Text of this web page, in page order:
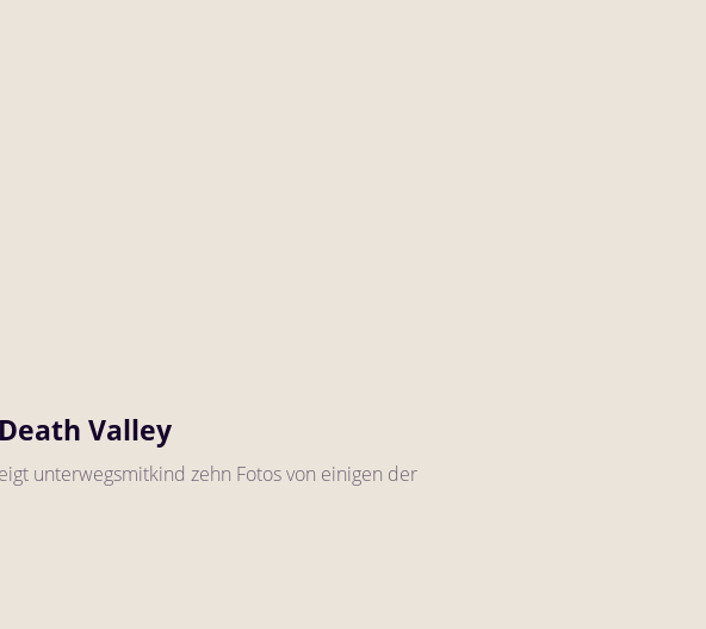
Valley
unterwegsmitkind zehn Fotos von einigen der